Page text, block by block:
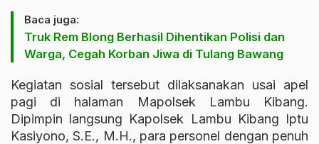
Baca juga:
Truk Rem Blong Berhasil Dihentikan Polisi dan
Warga, Cegah Korban Jiwa di Tulang Bawang
Kegiatan sosial tersebut dilaksanakan usai apel
pagi di halaman Mapolsek Lambu Kibang.
Dipimpin langsung Kapolsek Lambu Kibang Iptu
Kasiyono, S.E., M.H., para personel dengan penuh